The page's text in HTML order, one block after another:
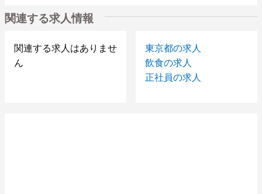
関連する求人情報
関連する求人はありませ
ん
東京都の求人
飲食の求人
正社員の求人